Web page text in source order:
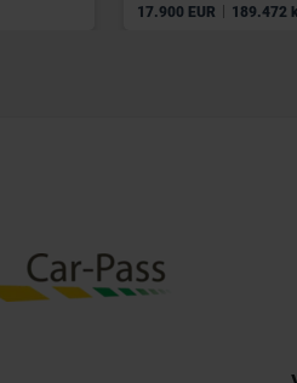
17.900 EUR | 189.472